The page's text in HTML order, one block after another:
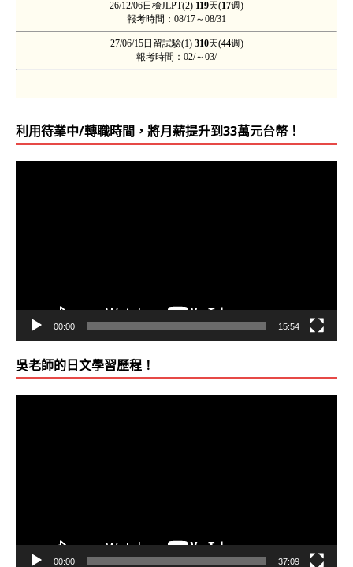
利用待業中/轉職時間，將月薪提升到33萬元台幣！
00:00 15:54
吳老師的日文學習歷程！
00:00 37:09